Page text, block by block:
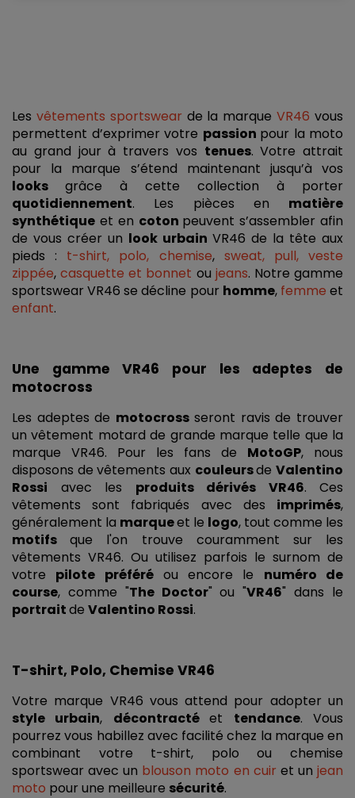
Les vêtements sportswear de la marque VR46 vous
permettent d’exprimer votre passion pour la moto
au grand jour à travers vos tenues. Votre attrait
looks
quotidiennement. Les pièces en matière
synthétique et en coton peuvent s’assembler afin
de vous créer un look urbain VR46 de la tête aux
pieds : t-shirt, polo, chemise, sweat, pull, veste
zippée, casquette et bonnet ou jeans. Notre gamme
sportswear VR46 se décline pour homme, femme
enfant.
Une gamme VR46 pour les adeptes de
motocross
Les adeptes de motocross seront ravis de trouver
un vêtement motard de grande marque telle que la
marque VR46. Pour les fans de MotoGP, nous
disposons de vêtements aux couleurs de Valentino
Rossi avec les produits dérivés VR46. Ces
vêtements sont fabriqués avec des imprimés,
généralement la marque et le logo
motifs que l'on trouve couramment sur les
vêtements VR46. Ou utilisez parfois le surnom de
votre pilote préféré ou encore le numéro de
course, comme "The Doctor" ou "VR46
portrait de Valentino Rossi.
T-shirt, Polo, Chemise VR46
style urbain, décontracté et tendance. Vous
pourrez vous habillez avec facilité chez la marque en
combinant votre t-shirt, polo ou chemise
sportswear avec un blouson moto en cuir et un jean
moto pour une meilleure sécurité.